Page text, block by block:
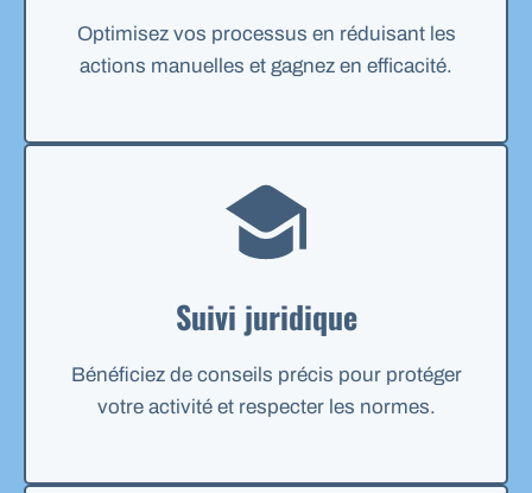
Optimisez vos processus en réduisant les
actions manuelles et gagnez en efficacité.
Suivi juridique
Bénéficiez de conseils précis pour protéger
votre activité et respecter les normes.